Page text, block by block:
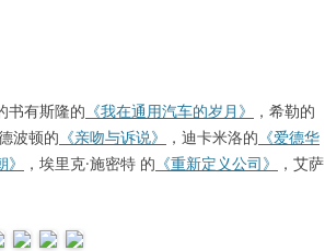
有斯隆的 《我在通用汽车的岁月》
，希勒的
波顿的 《亲吻与诉说》 ，迪卡米洛的 《爱德华
，埃里克·施密特 的 《重新定义公司》
，艾萨